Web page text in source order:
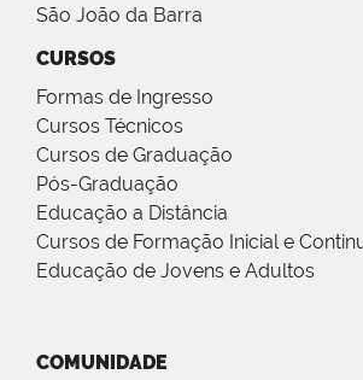
São João da Barra
CURSOS
Formas de Ingresso
Cursos Técnicos
Cursos de Graduação
Pós-Graduação
Educação a Distância
Cursos de Formação Inicial e
Educação de Jovens e Adultos
COMUNIDADE